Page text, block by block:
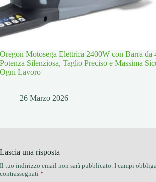
Oregon Motosega Elettrica 2400W con Barra da
Potenza Silenziosa, Taglio Preciso e Massima
Ogni Lavoro
26 Marzo 2026
Lascia una risposta
Il tuo indirizzo email non sarà pubblicato. I campi
contrassegnati *